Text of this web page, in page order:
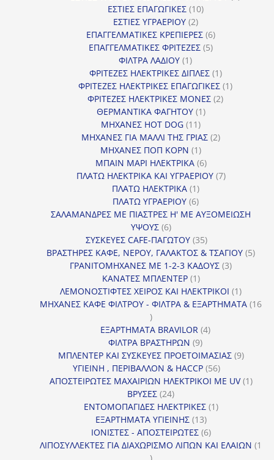
ΕΣΤΙΕΣ ΕΠΑΓΩΓΙΚΕΣ 1010
ΕΣΤΙΕΣ ΥΓΡΑΕΡΙΟΥ 22
προϊόντα
ΕΠΑΓΓΕΛΜΑΤΙΚΕΣ ΚΡΕΠΙΕΡΕΣ 66
προϊόντα
ΕΠΑΓΓΕΛΜΑΤΙΚΕΣ ΦΡΙΤΕΖΕΣ 55
ΦΙΛΤΡΑ ΛΑΔΙΟΥ 11
προϊόν
ΦΡΙΤΕΖΕΣ ΗΛΕΚΤΡΙΚΕΣ ΔΙΠΛΕΣ 11
προϊόν
ΦΡΙΤΕΖΕΣ ΗΛΕΚΤΡΙΚΕΣ ΕΠΑΓΩΓΙΚΕΣ 11
ΦΡΙΤΕΖΕΣ ΗΛΕΚΤΡΙΚΕΣ ΜΟΝΕΣ 22
ΘΕΡΜΑΝΤΙΚΑ ΦΑΓΗΤΟΥ 11
ΜΗΧΑΝΕΣ HOT DOG 1111
προϊόντα
ΜΗΧΑΝΕΣ ΓΙΑ ΜΑΛΛΙ ΤΗΣ ΓΡΙΑΣ 22
ΜΗΧΑΝΕΣ ΠΟΠ ΚΟΡΝ 11
προϊόν
ΜΠΑΙΝ ΜΑΡΙ ΗΛΕΚΤΡΙΚΑ 66
προϊόντα
ΠΛΑΤΩ ΗΛΕΚΤΡΙΚΑ ΚΑΙ ΥΓΡΑΕΡΙΟΥ 77
ΠΛΑΤΩ ΗΛΕΚΤΡΙΚΑ 11
προϊόν
ΠΛΑΤΩ ΥΓΡΑΕΡΙΟΥ 66
προϊόντα
ΣΑΛΑΜΑΝΔΡΕΣ ΜΕ ΠΙΑΣΤΡΕΣ Η' ΜΕ ΑΥΞΟΜΕΙΩΣΗ
ΥΨΟΥΣ 66
προϊόντα
ΣΥΣΚΕΥΕΣ CAFE-ΠΑΓΩΤΟΥ 3535
προϊόντα
ΒΡΑΣΤΗΡΕΣ ΚΑΦΕ, ΝΕΡΟΥ, ΓΑΛΑΚΤΟΣ & ΤΣΑΓΙΟΥ 55
ΓΡΑΝΙΤΟΜΗΧΑΝΕΣ ΜΕ 1-2-3 ΚΑΔΟΥΣ 33
ΚΑΝΑΤΕΣ ΜΠΛΕΝΤΕΡ 11
προϊόν
ΛΕΜΟΝΟΣΤΙΦΤΕΣ ΧΕΙΡΟΣ ΚΑΙ ΗΛΕΚΤΡΙΚΟΙ 11
προϊόν
ΜΗΧΑΝΕΣ ΚΑΦΕ ΦΙΛΤΡΟΥ - ΦΙΛΤΡΑ & ΕΞΑΡΤΗΜΑΤΑ 16
16
προϊόντα
ΕΞΑΡΤΗΜΑΤΑ BRAVILOR 44
ΦΙΛΤΡΑ ΒΡΑΣΤΗΡΩΝ 99
προϊόντα
ΜΠΛΕΝΤΕΡ ΚΑΙ ΣΥΣΚΕΥΕΣ ΠΡΟΕΤΟΙΜΑΣΙΑΣ 99
ΥΓΙΕΙΝΗ , ΠΕΡΙΒΑΛΛΟΝ & HACCP 5656
προϊόντα
ΑΠΟΣΤΕΙΡΩΤΕΣ ΜΑΧΑΙΡΙΩΝ ΗΛΕΚΤΡΙΚΟΙ ΜΕ UV 11
ΒΡΥΣΕΣ 2424
προϊόντα
ΕΝΤΟΜΟΠΑΓΙΔΕΣ ΗΛΕΚΤΡΙΚΕΣ 11
ΕΞΑΡΤΗΜΑΤΑ ΥΓΙΕΙΝΗΣ 1313
προϊόντα
ΙΟΝΙΣΤΕΣ - ΑΠΟΣΤΕΙΡΩΤΕΣ 66
προϊόντα
ΛΙΠΟΣΥΛΛΕΚΤΕΣ ΓΙΑ ΔΙΑΧΩΡΙΣΜΟ ΛΙΠΩΝ ΚΑΙ ΕΛΑΙΩΝ 1
1